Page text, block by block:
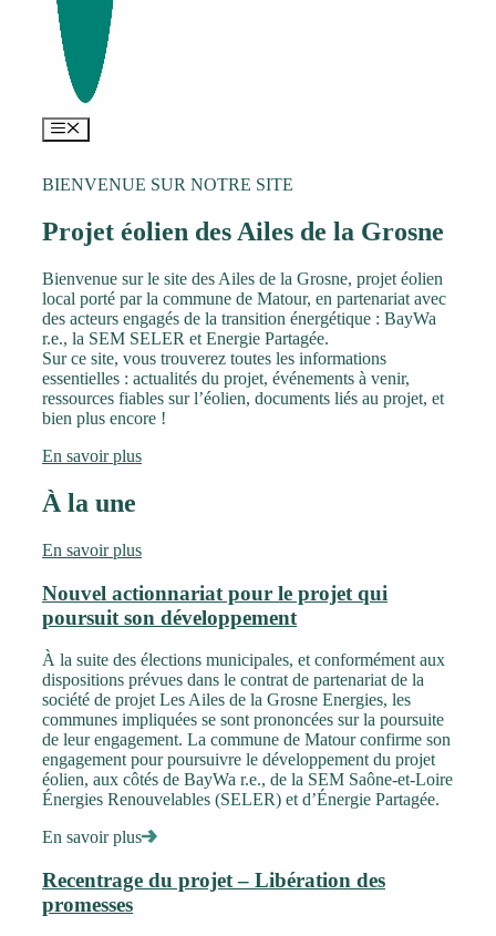
Menu
BIENVENUE SUR NOTRE SITE
Projet éolien des Ailes de la Grosne
Bienvenue sur le site des Ailes de la Grosne, projet éolien
local porté par la commune de Matour, en partenariat avec
des acteurs engagés de la transition énergétique : BayWa
r.e., la SEM SELER et Energie Partagée.
Sur ce site, vous trouverez toutes les informations
essentielles : actualités du projet, événements à venir,
ressources fiables sur l’éolien, documents liés au projet, et
bien plus encore !
En savoir plus
À la une
En savoir plus
Nouvel actionnariat pour le projet qui
poursuit son développement
À la suite des élections municipales, et conformément aux
dispositions prévues dans le contrat de partenariat de la
société de projet Les Ailes de la Grosne Energies, les
communes impliquées se sont prononcées sur la poursuite
de leur engagement. La commune de Matour confirme son
engagement pour poursuivre le développement du projet
éolien, aux côtés de BayWa r.e., de la SEM Saône-et-Loire
Énergies Renouvelables (SELER) et d’Énergie Partagée.
En savoir plus
Recentrage du projet – Libération des
promesses